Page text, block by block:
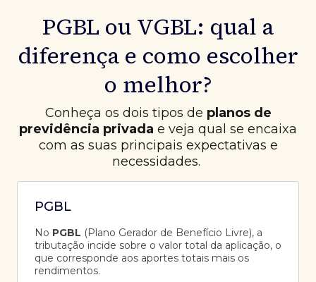
PGBL ou VGBL: qual a
diferença e como escolher
o melhor?
Conheça os dois tipos de planos de
previdência privada e veja qual se encaixa
com as suas principais expectativas e
necessidades.
PGBL
No PGBL (Plano Gerador de Benefício Livre), a
tributação incide sobre o valor total da aplicação, o
que corresponde aos aportes totais mais os
rendimentos.